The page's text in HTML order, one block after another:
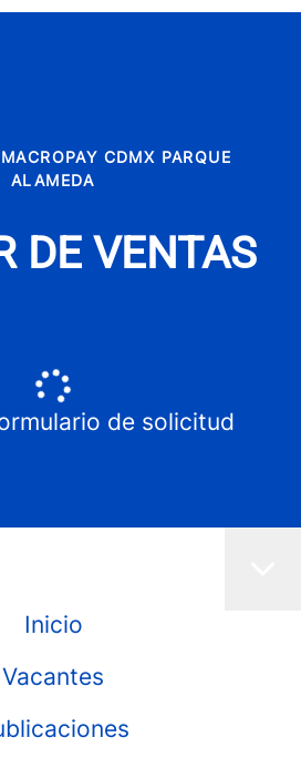
MACROPAY CDMX PARQUE
ALAMEDA
DE VENTAS
de solicitud
Inicio
Vacantes